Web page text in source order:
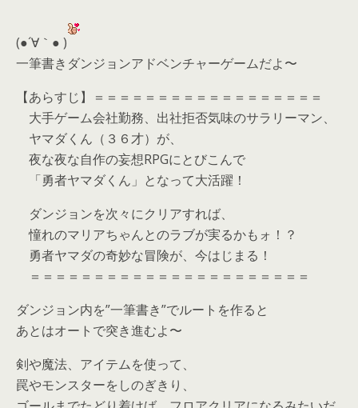
(●´∀｀● )
一筆書きダンジョンアドベンチャーゲームだよ〜
【あらすじ】＝＝＝＝＝＝＝＝＝＝＝＝＝＝＝＝＝＝
大手ゲーム会社勤務、出社拒否気味のサラリーマン、
ヤマダくん（３６才）が、
夜な夜な自作の妄想RPGにとびこんで
「勇者ヤマダくん」となって大活躍！
ダンジョンを次々にクリアすれば、
憧れのマリアちゃんとのラブが実るかもォ！？
勇者ヤマダの奇妙な冒険が、今はじまる！
＝＝＝＝＝＝＝＝＝＝＝＝＝＝＝＝＝＝＝＝＝＝
ダンジョン内を”一筆書き”でルートを作ると
あとはオートで突き進むよ〜
剣や魔法、アイテムを使って、
罠やモンスターをしのぎきり、